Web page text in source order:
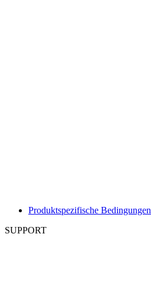
Produktspezifische Bedingungen
SUPPORT